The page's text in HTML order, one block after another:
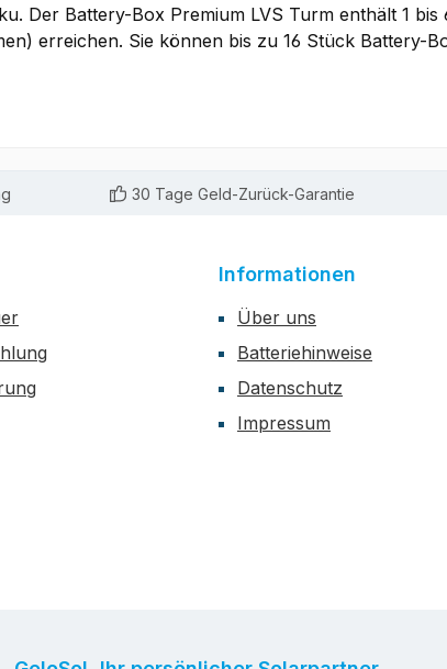
Der Battery-Box Premium LVS Turm enthält 1
erreichen. Sie können bis zu 16 Stück Battery-
mit marktführenden 1- und 3-Phasen-
30 Tage Geld-Zurück-Garantie
Informationen
Über uns
Batteriehinweise
Datenschutz
Impressum